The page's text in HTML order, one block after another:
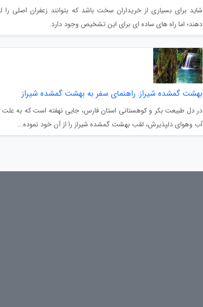
شاید برای بسیاری از خریداران سخت باشد که بتوانند زعفران اصلی
دهند؛ اما راه های ساده ای برای این تشخیص وجود دارد.
بهشت گمشده شیراز: راهنمای سفر به بهشت گمشده شیراز
در دل طبیعت بکر و کوهستانی استان فارس، جایی نهفته است که به علت
آب وهوای دلپذیرش، لقب بهشت گمشده شیراز را از آن خود نموده...